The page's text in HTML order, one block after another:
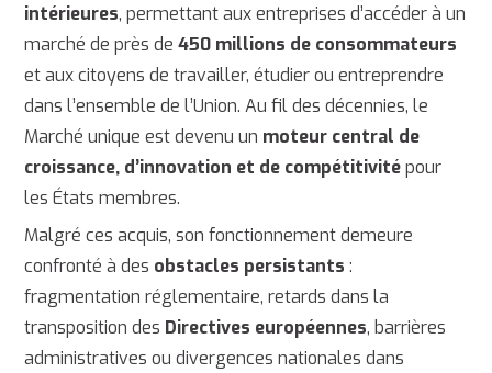
intérieures, permettant aux entreprises d’accéder à un
marché de près de450 millions de consommateurs
et aux citoyens de travailler, étudier ou entreprendre
dans l’ensemble de l’Union. Au fil des décennies, le
Marché unique est devenu un moteur central de
croissance, d’innovation et de compétitivitépour
les États membres.
Malgré ces acquis, son fonctionnement demeure
confronté à des obstacles persistants :
fragmentation réglementaire, retards dans la
transposition des Directives européennes, barrières
administratives ou divergences nationales dans